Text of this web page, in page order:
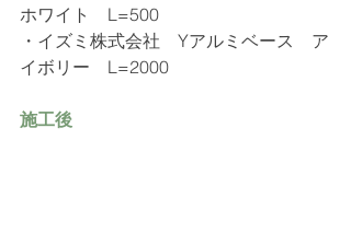
ホワイト　L=500
・イズミ株式会社　Yアルミベース　ア
イボリー　L=2000
施工後